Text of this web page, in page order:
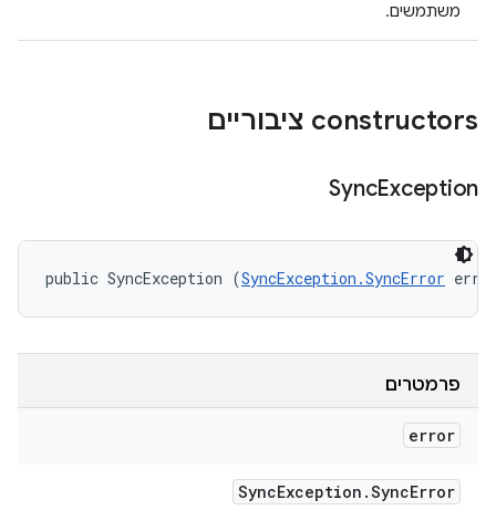
משתמשים.
‫constructors ציבוריים
SyncException
public SyncException (SyncException.SyncError
פרמטרים
error
SyncException .SyncError